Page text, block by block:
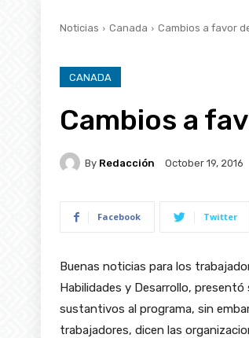
Noticias Canada Cambios a favor
CANADA
Cambios a
By Redacción October 19, 2016
Facebook Twitter
Buenas noticias para los
Habilidades y Desarrollo,
sustantivos al programa, sin
trabajadores, dicen las